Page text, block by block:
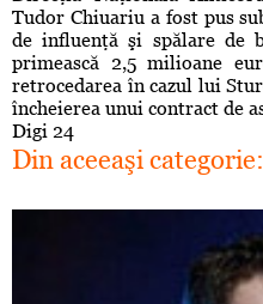
Tudor Chiuariu a fost pus
de influenţă şi spălare de
primească 2,5 milioane
retrocedarea în cazul lui
încheierea unui contract de
Digi 24
Din aceeaşi categorie: